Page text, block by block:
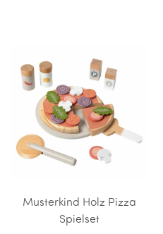
Musterkind Holz Pizza
Spielset